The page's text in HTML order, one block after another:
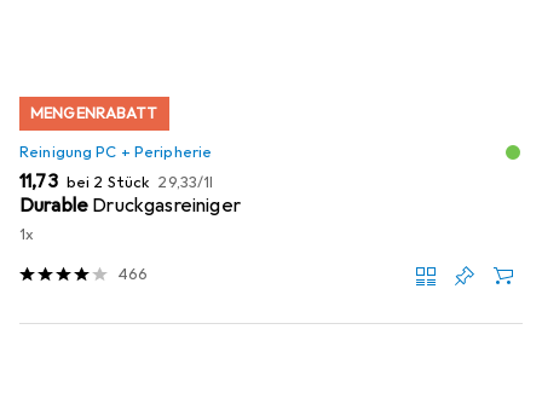
MENGENRABATT
Reinigung PC + Peripherie
EUR
11,73 bei 2 Stück EUR
29,33/1l
Durable Druckgasreiniger
1x
466